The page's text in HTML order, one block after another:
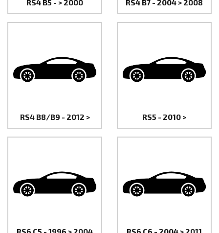
RS4 B5 - > 2000 RS4 B7 - 2004 > 2008
RS4 B8/B9 - 2012 > RS5 - 2010 >
RS6 C5 - 1996 > 2004 RS6 C6 - 2004 > 2011